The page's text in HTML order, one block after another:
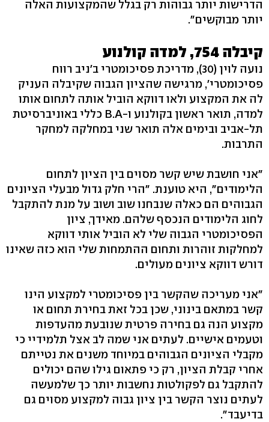
הדרישות יותר גבוהות רק בגלל שהמקצועות האלה
יותר מבוקשים".
קיבלה 754, למדה קולנוע
נועה לוין (30), מדריכת פסיכומטרי ב'ניב רווח
פסיכומטרי', מרגישה שהציון הגבוה שקיבלה העניק
לה את המקצוע ולאו דווקא הוביל אותה לתחום אותו
למדה, תואר ראשון בקולנוע ו-B.A כללי באוניברסיטת
תל-אביב ובימים אלה תואר שני במחלקה למחקר
התרבות.
"אני חושבת שיש קשר מסוים בין הציון לתחום
הלימודים", היא טוענת. "הרי חלק גדול מבעלי הציונים
הגבוהים הם כאלה שנבחנו שוב ושוב על מנת להתקבל
לחוג הלימודים הנכסף שלהם. מאידך, ציון
הפסיכומטרי הגבוה שלי לא הוביל אותי דווקא
למחלקות זוהרות ותחום ההתמחות שלי הוא כזה שאינו
דורש דווקא ציונים מעולים.
"אני מעריכה שהקשר בין פסיכומטרי למקצוע הינו
קשר במתאם בינוני, שכן בכל זאת בחירת תחום או
מקצוע הנה גם בחירה פרטית שנובעת מהעדפות
וטעמים אישיים. לעתים אני שמה לב אצל תלמידיי כי
מקבלי הציונים הגבוהים במיוחד משנים את נטייתם
אחרי קבלת הציון, רק כי פתאום גילו שהם יכולים
להתקבל גם לפקולטות נחשבות יותר כך שלמעשה
לעתים נוצר הקשר בין ציון גבוה למקצוע מסוים גם
בדיעבד".